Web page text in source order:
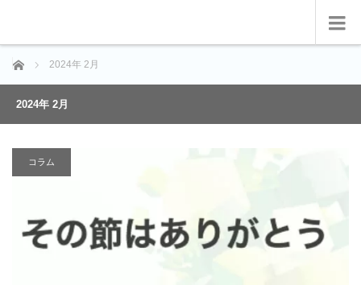
ホーム 2024年 2月
2024年 2月
コラム